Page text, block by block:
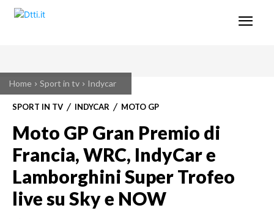
Home Sport in tv Indycar
SPORT IN TV INDYCAR MOTO GP
Moto GP Gran Premio di
Francia, WRC, IndyCar e
Lamborghini Super Trofeo
live su Sky e NOW